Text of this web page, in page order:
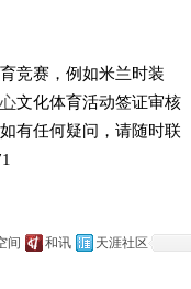
竞赛，例如米兰时装
文化体育活动签证审核
有任何疑问，请随时联
间 和讯 天涯社区